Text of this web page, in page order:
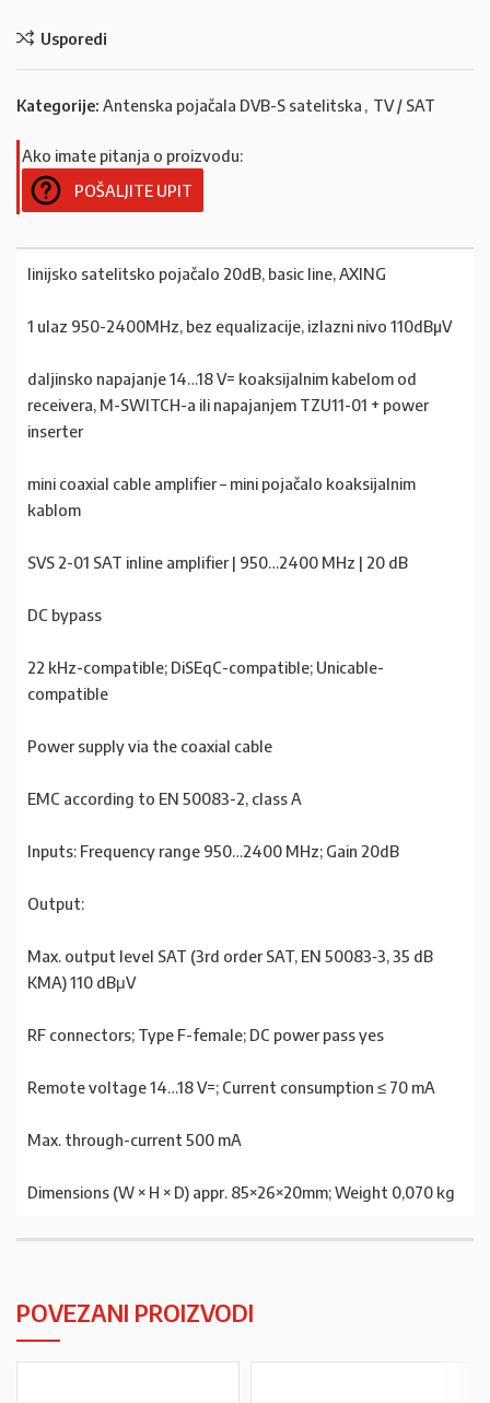
Usporedi
Kategorije: Antenska pojačala DVB-S satelitska , TV / SAT
Ako imate pitanja o proizvodu:
POŠALJITE UPIT
linijsko satelitsko pojačalo 20dB, basic line, AXING
1 ulaz 950-2400MHz, bez equalizacije, izlazni nivo 110dBµV
daljinsko napajanje 14…18 V= koaksijalnim kabelom od
receivera, M-SWITCH-a ili napajanjem TZU11-01 + power
inserter
mini coaxial cable amplifier – mini pojačalo koaksijalnim
kablom
SVS 2-01 SAT inline amplifier | 950…2400 MHz | 20 dB
DC bypass
22 kHz-compatible; DiSEqC-compatible; Unicable-
compatible
Power supply via the coaxial cable
EMC according to EN 50083-2, class A
Inputs: Frequency range 950…2400 MHz; Gain 20dB
Output:
Max. output level SAT (3rd order SAT, EN 50083‑3, 35 dB
KMA) 110 dBμV
RF connectors; Type F-female; DC power pass yes
Remote voltage 14…18 V=; Current consumption ≤ 70 mA
Max. through-current 500 mA
Dimensions (W × H × D) appr. 85×26×20mm; Weight 0,070 kg
POVEZANI PROIZVODI